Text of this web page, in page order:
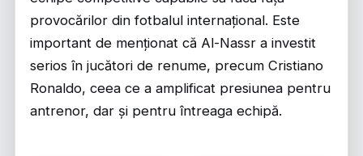
provocărilor din fotbalul internațional. Este
important de menționat că Al-Nassr a investit
serios în jucători de renume, precum Cristiano
Ronaldo, ceea ce a amplificat presiunea pentru
antrenor, dar și pentru întreaga echipă.